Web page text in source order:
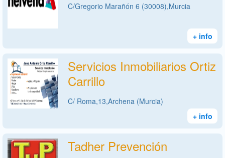
C/Gregorio Marañón 6 (30008),Murcia
+ info
Servicios Inmobiliarios Ortiz
Carrillo
C/ Roma,13,Archena (Murcia)
+ info
Tadher Prevención